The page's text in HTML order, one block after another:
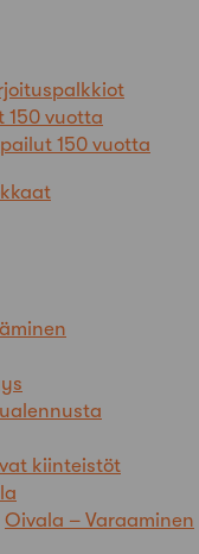
vuotta
150 vuotta
kiinteistöt
Oivala – Varaaminen